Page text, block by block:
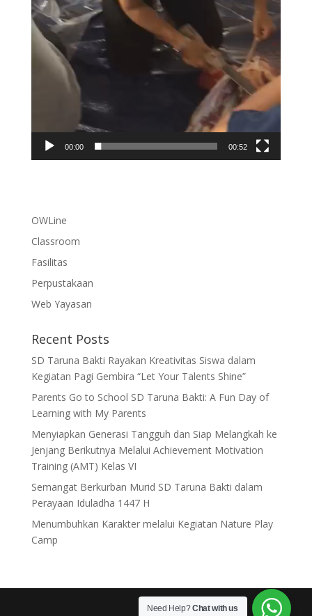
00:00 00:52
OWLine
Classroom
Fasilitas
Perpustakaan
Web Yayasan
Recent Posts
SD Taruna Bakti Rayakan Kreativitas Siswa dalam
Kegiatan Pagi Gembira “Let Your Talents Shine”
Parents Go to School SD Taruna Bakti: A Fun Day of
Learning with My Parents
Menyiapkan Generasi Tangguh dan Siap Melangkah ke
Jenjang Berikutnya Melalui Achievement Motivation
Training (AMT) Kelas VI
Semangat Berkurban Murid SD Taruna Bakti dalam
Perayaan Iduladha 1447 H
Menumbuhkan Karakter melalui Kegiatan Nature Play
Camp
Need Help?Chat with us